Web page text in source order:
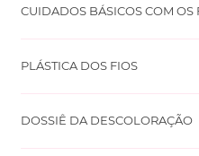
CUIDADOS BÁSICOS COM OS
PLÁSTICA DOS FIOS
DOSSIÊ DA DESCOLORAÇÃO